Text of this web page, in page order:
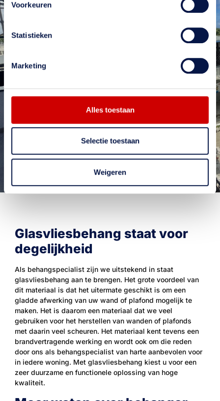
Voorkeuren
Statistieken
Marketing
Alles toestaan
Selectie toestaan
Weigeren
Meer weten?
contact met ons op. Op onze website vind je
Glasvliesbehang staat voor
degelijkheid
Als behangspecialist zijn we uitstekend in staat
glasvliesbehang aan te brengen. Het grote voordeel van
dit materiaal is dat het uitermate geschikt is om een
gladde afwerking van uw wand of plafond mogelijk te
maken. Het is daarom een materiaal dat we veel
gebruiken voor het herstellen van wanden of plafonds
met daarin veel scheuren. Het materiaal kent tevens een
brandvertragende werking en wordt ook om die reden
door ons als behangspecialist van harte aanbevolen voor
in iedere woning. Met glasvliesbehang kiest u voor een
zeer duurzame en functionele oplossing van hoge
kwaliteit.